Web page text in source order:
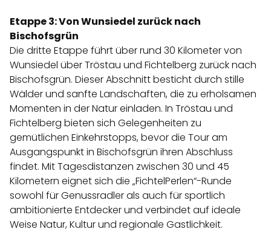
Etappe 3: Von Wunsiedel zurück nach
Bischofsgrün
Die dritte Etappe führt über rund 30 Kilometer von
Wunsiedel über Tröstau und Fichtelberg zurück nach
Bischofsgrün. Dieser Abschnitt besticht durch stille
Wälder und sanfte Landschaften, die zu erholsamen
Momenten in der Natur einladen. In Tröstau und
Fichtelberg bieten sich Gelegenheiten zu
gemütlichen Einkehrstopps, bevor die Tour am
Ausgangspunkt in Bischofsgrün ihren Abschluss
findet. Mit Tagesdistanzen zwischen 30 und 45
Kilometern eignet sich die „FichtelPerlen“-Runde
sowohl für Genussradler als auch für sportlich
ambitionierte Entdecker und verbindet auf ideale
Weise Natur, Kultur und regionale Gastlichkeit.